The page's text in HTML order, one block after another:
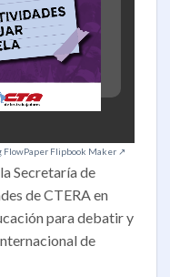
FlowPaper Flipbook Maker ↗
Secretaría de
de CTERA en
para debatir y
de